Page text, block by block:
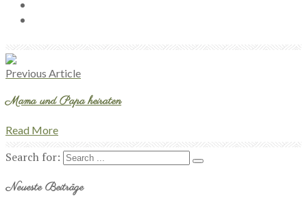
Previous Article
Mama und Papa heiraten
Read More
Search for:
Neueste Beiträge